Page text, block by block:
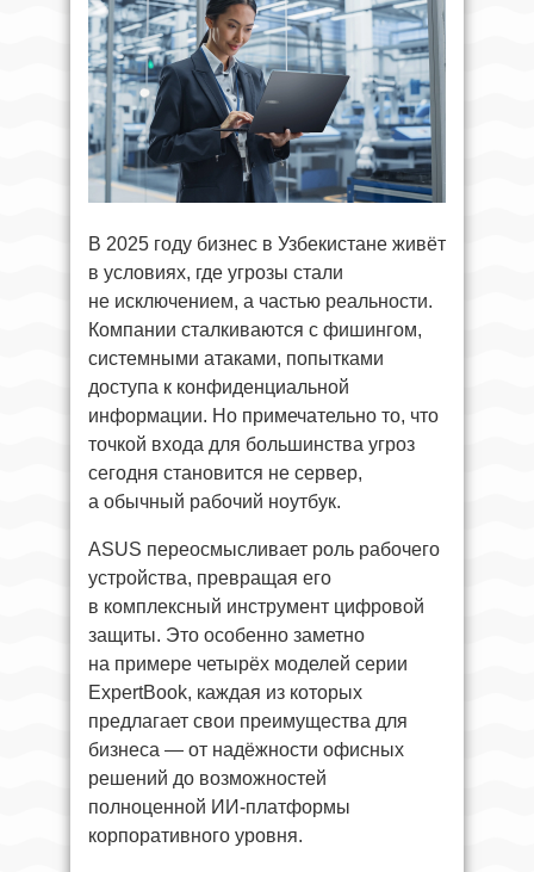
В 2025 году бизнес в Узбекистане живёт
в условиях, где угрозы стали
не исключением, а частью реальности.
Компании сталкиваются с фишингом,
системными атаками, попытками
доступа к конфиденциальной
информации. Но примечательно то, что
точкой входа для большинства угроз
сегодня становится не сервер,
а обычный рабочий ноутбук.
ASUS переосмысливает роль рабочего
устройства, превращая его
в комплексный инструмент цифровой
защиты. Это особенно заметно
на примере четырёх моделей серии
ExpertBook, каждая из которых
предлагает свои преимущества для
бизнеса — от надёжности офисных
решений до возможностей
полноценной ИИ-платформы
корпоративного уровня.